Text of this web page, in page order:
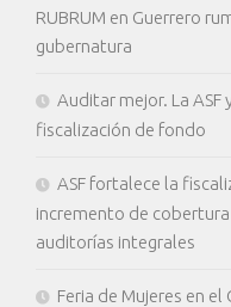
RUBRUM en Guerrero
gubernatura
Auditar mejor. La ASF
fiscalización de fondo
ASF fortalece la
incremento de cobertura
auditorías integrales
Feria de Mujeres en